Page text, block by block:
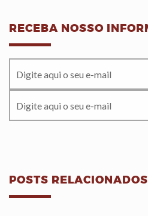
RECEBA NOSSO
POSTS RELACIONADOS